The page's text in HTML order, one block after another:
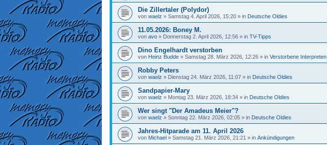
Die Zillertaler (Polydor)
von waelz » Samstag 4. April 2026, 15:20 » in Deutsche Oldies
11.05.2026: Boney M.
von avo » Donnerstag 2. April 2026, 12:56 » in TV-Tipps
Dino Engelhardt verstorben
von Heinz Budde » Samstag 28. März 2026, 12:26 » in Verstorbene Interpreten
Robby Peters
von waelz » Dienstag 24. März 2026, 11:07 » in Deutsche Oldies
Sandpapier-Mary
von waelz » Montag 23. März 2026, 18:34 » in Deutsche Oldies
Wer singt "Der Amadeus Meier"?
von waelz » Sonntag 22. März 2026, 02:05 » in Deutsche Oldies
Jahres-Hitparade am 11. April 2026
von Michael » Samstag 21. März 2026, 21:21 » in Ankündigungen